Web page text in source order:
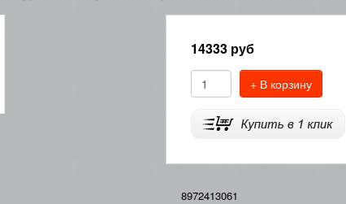
14333руб
+ В корзину
8972413061